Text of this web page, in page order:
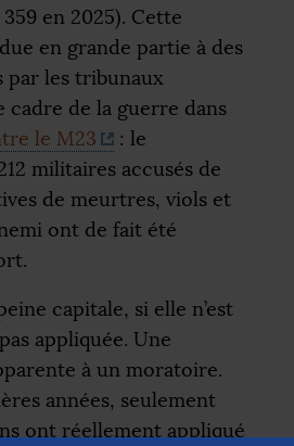
en 2025). Cette
en grande partie à des
par les tribunaux
cadre de la guerre dans
le M23
: le
militaires accusés de
de meurtres, viols et
ont de fait été
capitale, si elle n’est
appliquée. Une
à un moratoire.
années, seulement
ont réellement appliqué